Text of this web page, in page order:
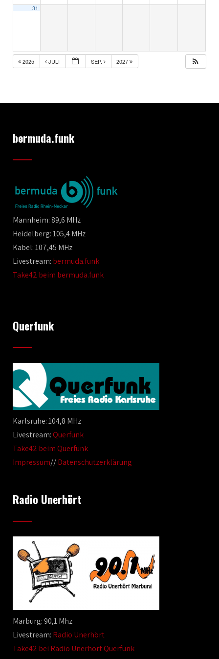
31
2025 JULI SEP. 2027
bermuda.funk
Mannheim: 89,6 MHz
Heidelberg: 105,4 MHz
Kabel: 107,45 MHz
Livestream: bermuda.funk
Take42 beim bermuda.funk
Querfunk
Karlsruhe: 104,8 MHz
Livestream:Querfunk
Take42 beim Querfunk
Impressum//Datenschutzerklärung
Radio Unerhört
Marburg: 90,1 Mhz
Livestream: Radio Unerhört
Take42 bei Radio Unerhört Querfunk